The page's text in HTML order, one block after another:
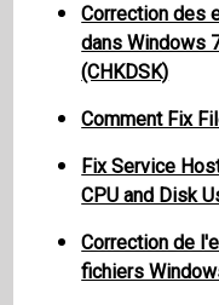
Correction des
dans Windows
(CHKDSK)
Comment Fix
Fix Service
CPU and Disk
Correction de
fichiers